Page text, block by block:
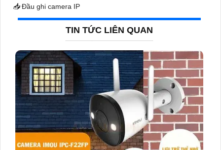
📥Đầu ghi camera IP
TIN TỨC LIÊN QUAN